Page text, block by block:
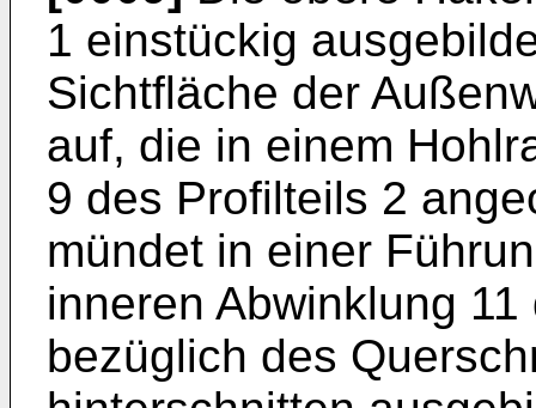
1 einstückig
Sichtfläche der
auf, die in einem
9 des Profilteils 2
mündet in einer
inneren Abwinklung
bezüglich des